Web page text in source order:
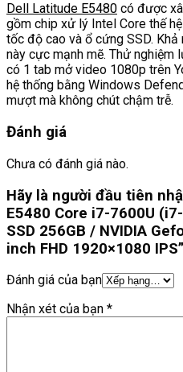
Dell Latitude E5480 có được
gồm chip xử lý Intel Core thế
tốc độ cao và ổ cứng SSD.
này cực mạnh mẽ. Thử
có 1 tab mở video 1080p trên
hệ thống bằng Windows
mượt mà không chút chậm trễ.
Đánh giá
Chưa có đánh giá nào.
Hãy là người đầu tiên
E5480 Core i7-7600U
SSD 256GB / NVIDIA
inch FHD 1920×1080 IPS”
Đánh giá của bạn
Nhận xét của bạn *